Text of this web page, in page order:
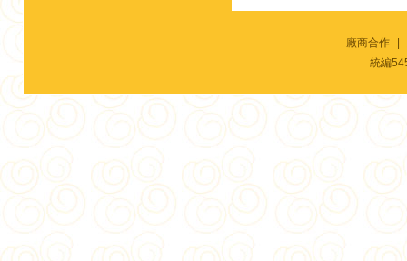
廠商合作
統編